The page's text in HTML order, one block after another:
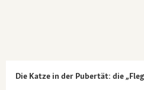
Die Katze in der Pubertät: die